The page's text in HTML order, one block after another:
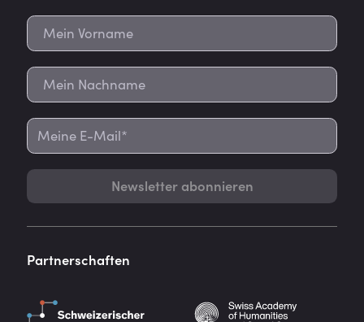
Newsletter abonnieren
Partnerschaften